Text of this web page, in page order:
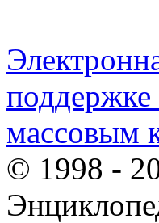
поддержке
массовым
© 1998 -